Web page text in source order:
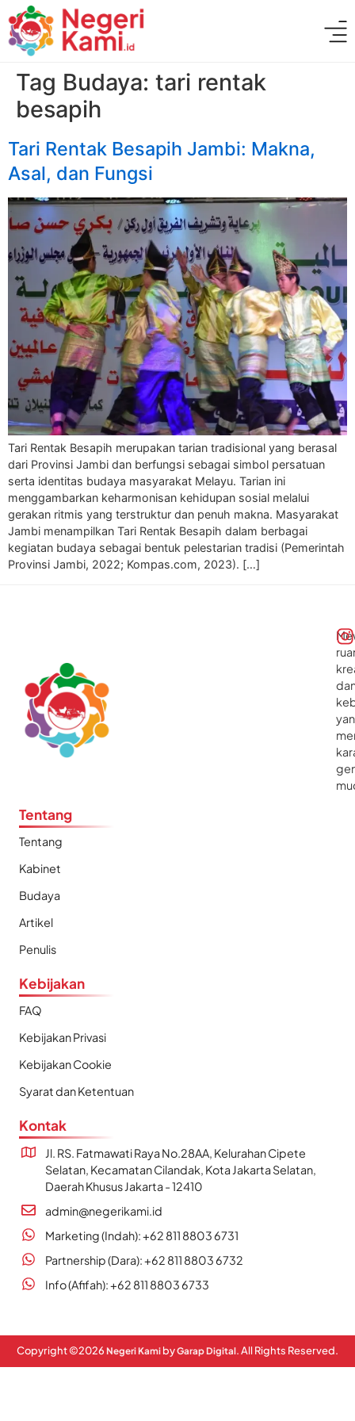
Tag Budaya: tari rentak
besapih
Tari Rentak Besapih Jambi: Makna,
Asal, dan Fungsi
Tari Rentak Besapih merupakan tarian tradisional yang berasal
dari Provinsi Jambi dan berfungsi sebagai simbol persatuan
serta identitas budaya masyarakat Melayu. Tarian ini
menggambarkan keharmonisan kehidupan sosial melalui
gerakan ritmis yang terstruktur dan penuh makna. Masyarakat
Jambi menampilkan Tari Rentak Besapih dalam berbagai
kegiatan budaya sebagai bentuk pelestarian tradisi (Pemerintah
Provinsi Jambi, 2022; Kompas.com, 2023). […]
Tentang
Tentang
Kabinet
Budaya
Artikel
Penulis
Kebijakan
FAQ
Kebijakan Privasi
Kebijakan Cookie
Syarat dan Ketentuan
Kontak
Jl. RS. Fatmawati Raya No.28AA, Kelurahan Cipete
Selatan, Kecamatan Cilandak, Kota Jakarta Selatan,
Daerah Khusus Jakarta - 12410
admin@negerikami.id
Marketing (Indah): +62 811 8803 6731
Partnership (Dara): +62 811 8803 6732
Info (Afifah): +62 811 8803 6733
Copyright ©2026 Negeri Kami byGarap Digital. All Rights Reserved.